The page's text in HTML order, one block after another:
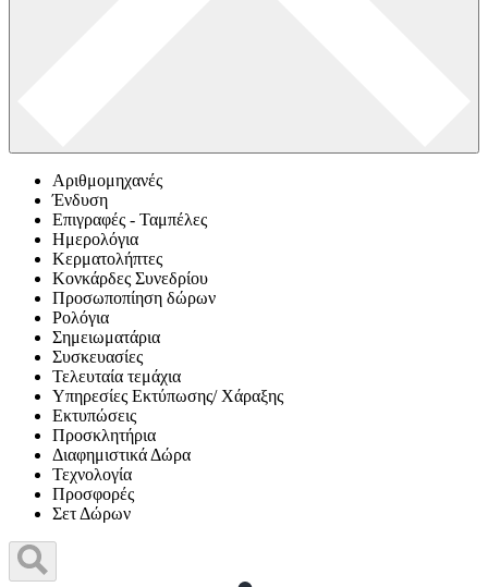
Αριθμομηχανές
Ένδυση
Επιγραφές - Ταμπέλες
Ημερολόγια
Κερματολήπτες
Κονκάρδες Συνεδρίου
Προσωποπίηση δώρων
Ρολόγια
Σημειωματάρια
Συσκευασίες
Τελευταία τεμάχια
Υπηρεσίες Εκτύπωσης/ Χάραξης
Εκτυπώσεις
Προσκλητήρια
Διαφημιστικά Δώρα
Τεχνολογία
Προσφορές
Σετ Δώρων